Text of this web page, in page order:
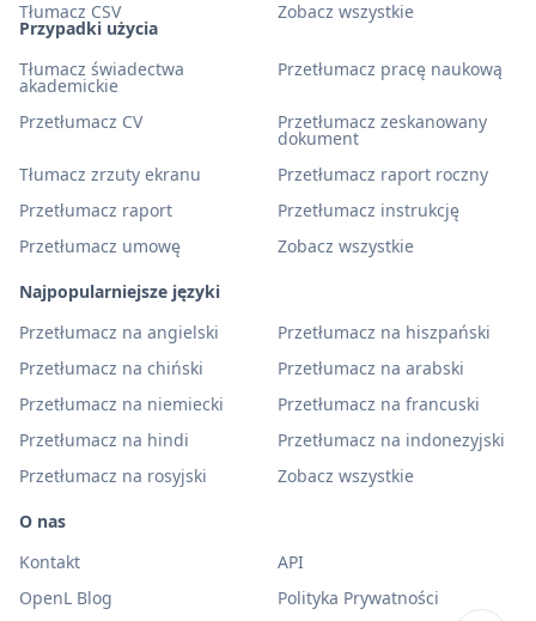
Przypadki użycia
Tłumacz świadectwa
akademickie
Przetłumacz pracę naukową
Przetłumacz CV Przetłumacz zeskanowany
dokument
Tłumacz zrzuty ekranu
Przetłumacz raport roczny
Przetłumacz raport
Przetłumacz instrukcję
Przetłumacz umowę
Zobacz wszystkie
Najpopularniejsze języki
Przetłumacz na angielski
Przetłumacz na hiszpański
Przetłumacz na chiński
Przetłumacz na arabski
Przetłumacz na niemiecki
Przetłumacz na francuski
Przetłumacz na hindi
Przetłumacz na indonezyjski
Przetłumacz na rosyjski
Zobacz wszystkie
Tłumacz CSV
Zobacz wszystkie
O nas
Kontakt
API
OpenL Blog
Polityka Prywatności